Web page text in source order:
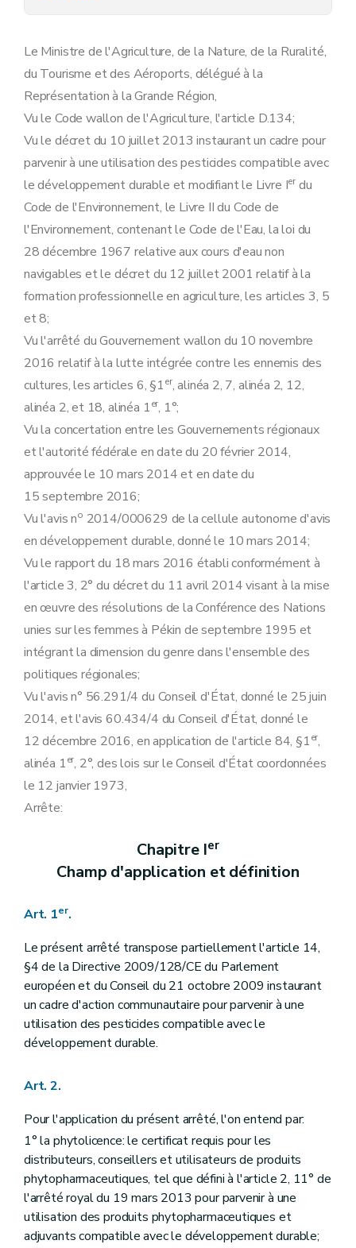
Le Ministre de l'Agriculture, de la Nature, de la Ruralité,
du Tourisme et des Aéroports, délégué à la
Représentation à la Grande Région,
Vu le Code wallon de l'Agriculture, l'article D.134;
Vu le décret du 10 juillet 2013 instaurant un cadre pour
parvenir à une utilisation des pesticides compatible avec
le développement durable et modifiant le Livre Ier du
Code de l'Environnement, le Livre II du Code de
l'Environnement, contenant le Code de l'Eau, la loi du
28 décembre 1967 relative aux cours d'eau non
navigables et le décret du 12 juillet 2001 relatif à la
formation professionnelle en agriculture, les articles 3, 5
et 8;
Vu l'arrêté du Gouvernement wallon du 10 novembre
2016 relatif à la lutte intégrée contre les ennemis des
cultures, les articles 6, §1er, alinéa 2, 7, alinéa 2, 12,
alinéa 2, et 18, alinéa 1er, 1°;
Vu la concertation entre les Gouvernements régionaux
et l'autorité fédérale en date du 20 février 2014,
approuvée le 10 mars 2014 et en date du
15 septembre 2016;
Vu l'avis no 2014/000629 de la cellule autonome d'avis
en développement durable, donné le 10 mars 2014;
Vu le rapport du 18 mars 2016 établi conformément à
l'article 3, 2° du décret du 11 avril 2014 visant à la mise
en œuvre des résolutions de la Conférence des Nations
unies sur les femmes à Pékin de septembre 1995 et
intégrant la dimension du genre dans l'ensemble des
politiques régionales;
Vu l'avis n° 56.291/4 du Conseil d'État, donné le 25 juin
2014, et l'avis 60.434/4 du Conseil d'État, donné le
12 décembre 2016, en application de l'article 84, §1er,
alinéa 1er, 2°, des lois sur le Conseil d'État coordonnées
le 12 janvier 1973,
Arrête:
Chapitre Ier
Champ d'application et définition
Art. 1er.
Le présent arrêté transpose partiellement l'article 14,
§4 de la Directive 2009/128/CE du Parlement
européen et du Conseil du 21 octobre 2009 instaurant
un cadre d'action communautaire pour parvenir à une
utilisation des pesticides compatible avec le
développement durable.
Art. 2.
Pour l'application du présent arrêté, l'on entend par:
1° la phytolicence: le certificat requis pour les
distributeurs, conseillers et utilisateurs de produits
phytopharmaceutiques, tel que défini à l'article 2, 11° de
l'arrêté royal du 19 mars 2013 pour parvenir à une
utilisation des produits phytopharmaceutiques et
adjuvants compatible avec le développement durable;